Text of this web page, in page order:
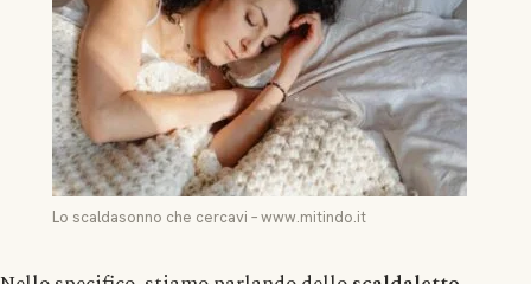
Lo scaldasonno che cercavi – www.mitindo.it